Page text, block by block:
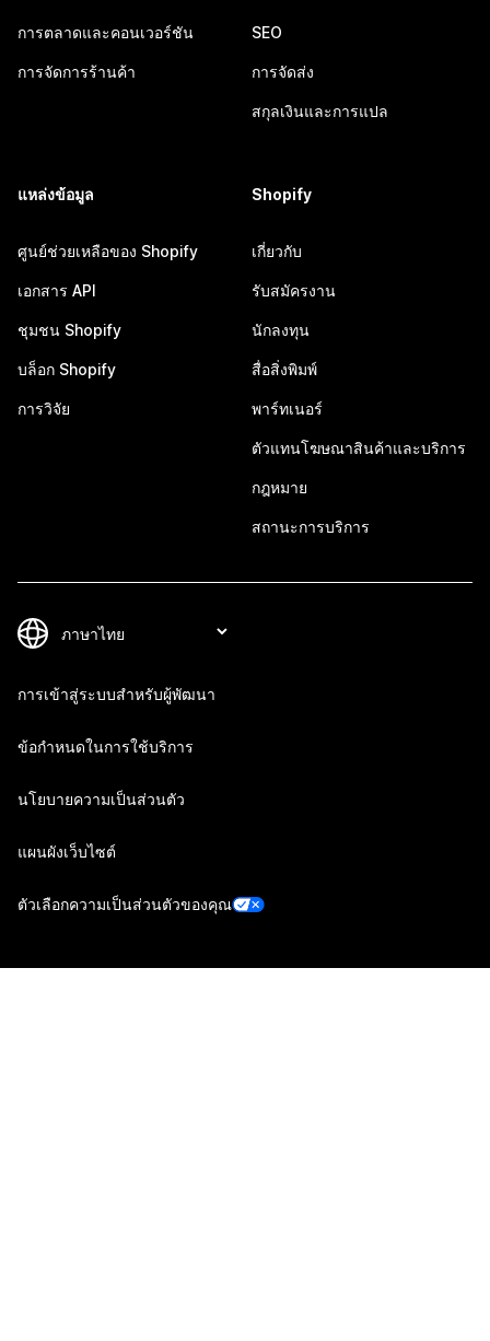
การตลาดและคอนเวอร์ชัน
การจัดการร้านค้า
SEO
การจัดส่ง
สกุลเงินและการแปล
แหล่งข้อมูล
ศูนย์ช่วยเหลือของ Shopify
เอกสาร API
ชุมชน Shopify
บล็อก Shopify
การวิจัย
Shopify
เกี่ยวกับ
รับสมัครงาน
นักลงทุน
สื่อสิ่งพิมพ์
พาร์ทเนอร์
ตัวแทนโฆษณาสินค้าและบริการ
กฎหมาย
สถานะการบริการ
การเข้าสู่ระบบสำหรับผู้พัฒนา
ข้อกำหนดในการใช้บริการ
นโยบายความเป็นส่วนตัว
แผนผังเว็บไซต์
ตัวเลือกความเป็นส่วนตัวของคุณ